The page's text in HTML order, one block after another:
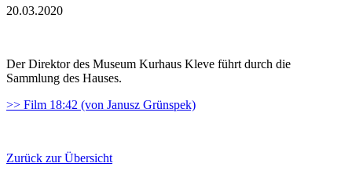
20.03.2020
Der Direktor des Museum Kurhaus Kleve führt durch die
Sammlung des Hauses.
>> Film 18:42 (von Janusz Grünspek)
Zurück zur Übersicht